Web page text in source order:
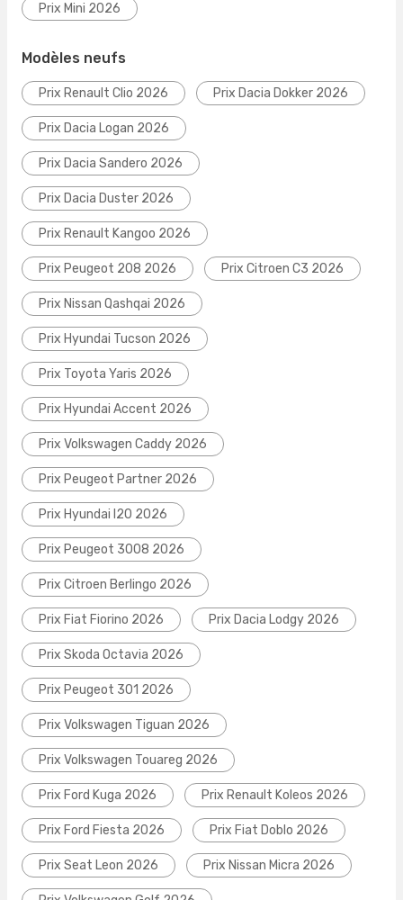
Prix Mini 2026
Modèles neufs
Prix Renault Clio 2026 Prix Dacia Dokker 2026
Prix Dacia Logan 2026
Prix Dacia Sandero 2026
Prix Dacia Duster 2026
Prix Renault Kangoo 2026
Prix Peugeot 208 2026 Prix Citroen C3 2026
Prix Nissan Qashqai 2026
Prix Hyundai Tucson 2026
Prix Toyota Yaris 2026
Prix Hyundai Accent 2026
Prix Volkswagen Caddy 2026
Prix Peugeot Partner 2026
Prix Hyundai I20 2026
Prix Peugeot 3008 2026
Prix Citroen Berlingo 2026
Prix Fiat Fiorino 2026 Prix Dacia Lodgy 2026
Prix Skoda Octavia 2026
Prix Peugeot 301 2026
Prix Volkswagen Tiguan 2026
Prix Volkswagen Touareg 2026
Prix Ford Kuga 2026 Prix Renault Koleos 2026
Prix Ford Fiesta 2026 Prix Fiat Doblo 2026
Prix Seat Leon 2026 Prix Nissan Micra 2026